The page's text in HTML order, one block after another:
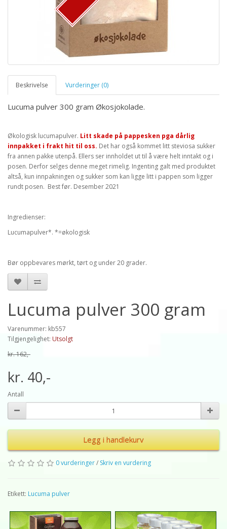
Beskrivelse Vurderinger (0)
Lucuma pulver 300 gram Økosjokolade.
Økologisk lucumapulver. Litt skade på pappesken pga dårlig
innpakket i frakt hit til oss. Det har også kommet litt steviosa sukker
fra annen pakke utenpå. Ellers ser innholdet ut til å være helt inntakt og i
posen. Derfor selges denne meget rimelig. Ingenting galt med produktet
altså, kun innpakningen og sukker som kan ligge litt i pappen som ligger
rundt posen. Best før. Desember 2021
Ingredienser:
Lucumapulver*. *=økologisk
Bør oppbevares mørkt, tørt og under 20 grader.
Lucuma pulver 300 gram
Varenummer: kb557
Tilgjengelighet: Utsolgt
kr. 162,-
kr. 40,-
Antall
Legg i handlekurv
0 vurderinger/ Skriv en vurdering
Etikett: Lucuma pulver